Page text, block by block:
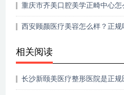
重庆市齐美口腔美学正畸中心
西安顾颜医疗美容怎么样？正规
相关阅读
长沙新颐美医疗整形医院是正